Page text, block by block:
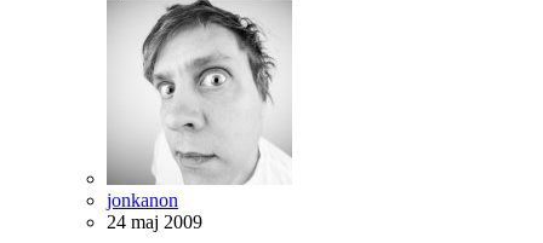
jonkanon
24 maj 2009